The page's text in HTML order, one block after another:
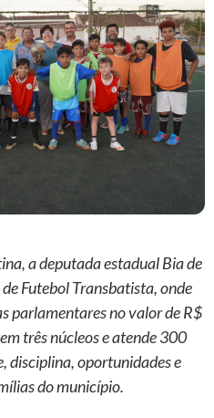
a deputada estadual Bia de
Futebol Transbatista, onde
parlamentares no valor de R$
três núcleos e atende 300
disciplina, oportunidades e
do município.